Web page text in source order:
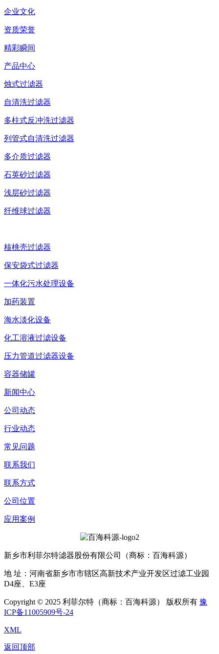
企业文化
资质荣誉
精彩瞬间
产品中心
烛式过滤器
自清洗过滤器
多柱式反冲洗过滤器
列管式自清洗过滤器
多介质过滤器
石英砂过滤器
浅层砂过滤器
纤维球过滤器
核桃壳过滤器
保安袋式过滤器
一体化污水处理设备
加药装置
海水淡化设备
化工溶液过滤设备
压力管道过滤器设备
容器储罐
新闻中心
公司动态
行业动态
常见问题
联系我们
联系方式
公司位置
应用案例
新乡市利菲尔特滤器股份有限公司（商标：百海科源）
地 址：河南省新乡市市辖区高新技术产业开发区过滤工业园
D4座、E3座
Copyright © 2025 利菲尔特（商标：百海科源） 版权所有 豫
ICP备11005909号-24
XML
返回顶部